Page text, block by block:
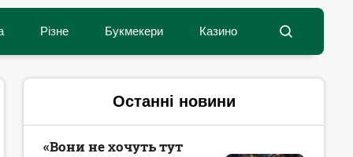
Різне Букмекери Казино
Останні новини
«Вони не хочуть тут